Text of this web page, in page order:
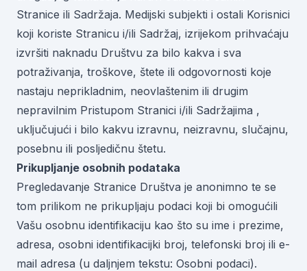
Stranice ili Sadržaja. Medijski subjekti i ostali Korisnici
koji koriste Stranicu i/ili Sadržaj, izrijekom prihvaćaju
izvršiti naknadu Društvu za bilo kakva i sva
potraživanja, troškove, štete ili odgovornosti koje
nastaju neprikladnim, neovlaštenim ili drugim
nepravilnim Pristupom Stranici i/ili Sadržajima ,
uključujući i bilo kakvu izravnu, neizravnu, slučajnu,
posebnu ili posljedičnu štetu.
Prikupljanje osobnih podataka
Pregledavanje Stranice Društva je anonimno te se
tom prilikom ne prikupljaju podaci koji bi omogućili
Vašu osobnu identifikaciju kao što su ime i prezime,
adresa, osobni identifikacijki broj, telefonski broj ili e-
mail adresa (u daljnjem tekstu: Osobni podaci).